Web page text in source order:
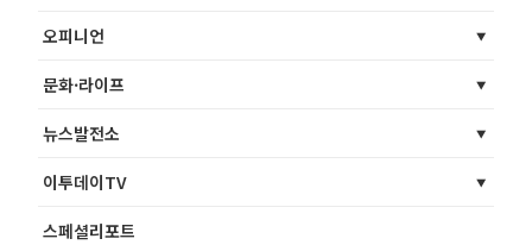
오피니언
문화·라이프
뉴스발전소
이투데이TV
스페셜리포트